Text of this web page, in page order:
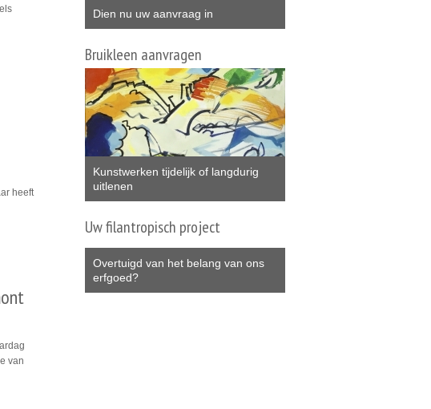
heeft
van
Dien nu uw aanvraag in
Bruikleen aanvragen
Kunstwerken tijdelijk of langdurig
uitlenen
Uw filantropisch project
Overtuigd van het belang van ons
erfgoed?